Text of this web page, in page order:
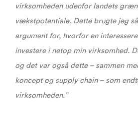
virksomheden udenfor landets
vækstpotentiale. Dette brugte jeg
argument for, hvorfor en
investere i netop min virksomhed.
og det var også dette – sammen
koncept og supply chain – som
virksomheden.”